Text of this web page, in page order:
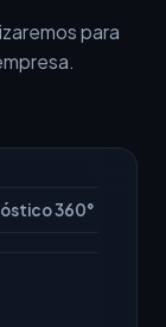
para
360°